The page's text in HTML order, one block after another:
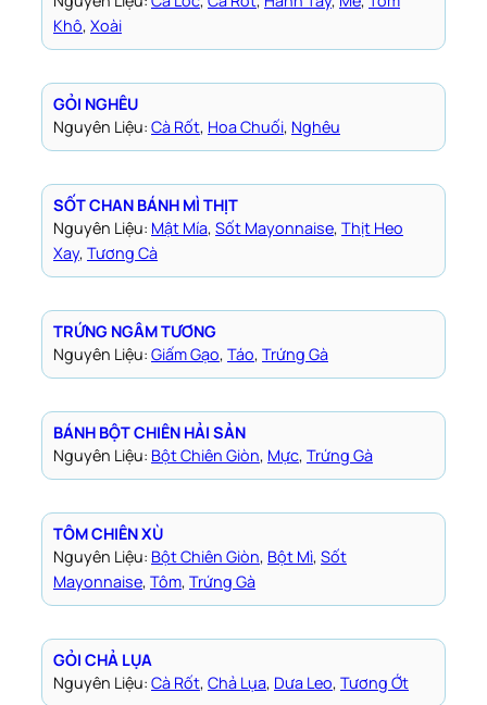
Khô, Xoài
GỎI NGHÊU
Nguyên Liệu: Cà Rốt, Hoa Chuối, Nghêu
SỐT CHAN BÁNH MÌ THỊT
Nguyên Liệu: Mật Mía, Sốt Mayonnaise, Thịt Heo
Xay, Tương Cà
TRỨNG NGÂM TƯƠNG
Nguyên Liệu: Giấm Gạo, Táo, Trứng Gà
BÁNH BỘT CHIÊN HẢI SẢN
Nguyên Liệu: Bột Chiên Giòn, Mực, Trứng Gà
TÔM CHIÊN XÙ
Nguyên Liệu: Bột Chiên Giòn, Bột Mì, Sốt
Mayonnaise, Tôm, Trứng Gà
GỎI CHẢ LỤA
Nguyên Liệu: Cà Rốt, Chả Lụa, Dưa Leo, Tương Ớt